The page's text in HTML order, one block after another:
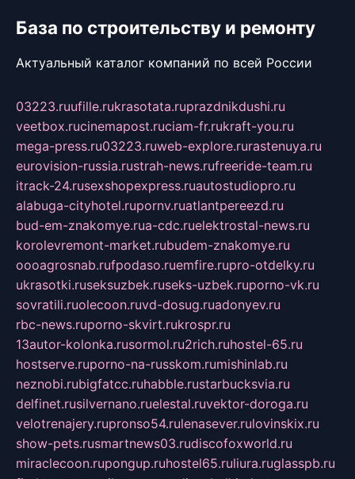
База по строительству и ремонту
Актуальный каталог компаний по всей России
03223.ruufille.rukrasotata.ruprazdnikdushi.ru
veetbox.rucinemapost.ruciam-fr.rukraft-you.ru
mega-press.ru03223.ruweb-explore.rurastenuya.ru
eurovision-russia.rustrah-news.rufreeride-team.ru
itrack-24.rusexshopexpress.ruautostudiopro.ru
alabuga-cityhotel.rupornv.ruatlantpereezd.ru
bud-em-znakomye.rua-cdc.ruelektrostal-news.ru
korolevremont-market.rubudem-znakomye.ru
oooagrosnab.rufpodaso.ruemfire.rupro-otdelky.ru
ukrasotki.ruseksuzbek.ruseks-uzbek.ruporno-vk.ru
sovratili.ruolecoon.ruvd-dosug.ruadonyev.ru
rbc-news.ruporno-skvirt.rukrospr.ru
13autor-kolonka.rusormol.ru2rich.ruhostel-65.ru
hostserve.ruporno-na-russkom.rumishinlab.ru
neznobi.rubigfatcc.ruhabble.rustarbucksvia.ru
delfinet.rusilvernano.ruelestal.ruvektor-doroga.ru
velotrenajery.rupronso54.rulenasever.rulovinskix.ru
show-pets.rusmartnews03.rudiscofoxworld.ru
miraclecoon.rupongup.ruhostel65.ruliura.ruglasspb.ru